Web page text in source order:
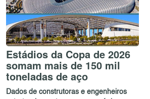
Estádios da Copa de 2026
somam mais de 150 mil
toneladas de aço
Dados de construtoras e engenheiros